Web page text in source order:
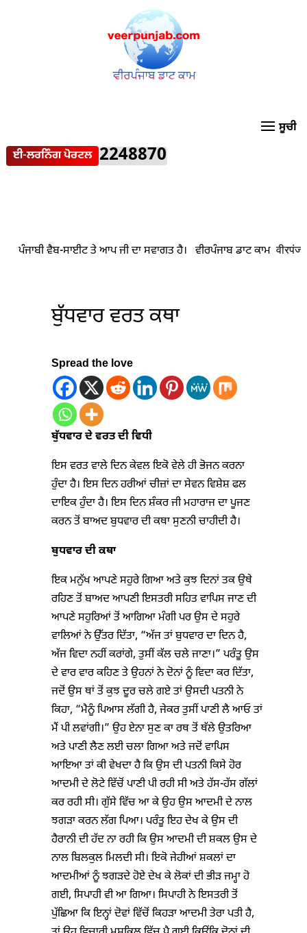
ਈ-ਲਰਨਿੰਗ ਪੋਰਟਲ 2248870
ਬੁੱਧਵਾਰ ਵਰਤ ਕਥਾ
Spread the love
ਬੁੱਧਵਾਰ ਦੇ ਵਰਤ ਦੀ ਵਿਧੀ
ਇਸ ਵਰਤ ਵਾਲੇ ਦਿਨ ਕੇਵਲ ਇਕੋ ਵੇਲੇ ਹੀ ਭੋਜਨ ਕਰਨਾ
ਹੁੰਦਾ ਹੈ। ਇਸ ਦਿਨ ਹਰੀਆਂ ਚੀਜ਼ਾਂ ਦਾ ਸੇਵਨ ਵਿਸ਼ੇਸ਼ ਫਲ
ਦਾਇਕ ਹੁੰਦਾ ਹੈ। ਇਸ ਦਿਨ ਸ਼ੰਕਰ ਜੀ ਮਹਾਰਾਜ ਦਾ ਪੂਜਣ
ਕਰਨ ਤੋਂ ਬਾਅਦ ਬੁਧਵਾਰ ਦੀ ਕਥਾ ਸੁਣਨੀ ਚਾਹੀਦੀ ਹੈ।
ਬੁਧਵਾਰ ਦੀ ਕਥਾ
ਇਕ ਮਨੁੱਖ ਆਪਣੇ ਸਹੁਰੇ ਗਿਆ ਅਤੇ ਕੁਝ ਦਿਨਾਂ ਤਕ ਉਥੇ
ਰਹਿਣ ਤੋਂ ਬਾਅਦ ਆਪਣੀ ਇਸਤਰੀ ਸਹਿਤ ਵਾਪਿਸ ਜਾਣ ਦੀ
ਆਪਣੇ ਸਹੁਰਿਆਂ ਤੋਂ ਆਗਿਆ ਮੰਗੀ ਪਰ ਉਸ ਦੇ ਸਹੁਰੇ
ਵਾਲਿਆਂ ਨੇ ਉੱਤਰ ਦਿੱਤਾ, “ਅੱਜ ਤਾਂ ਬੁਧਵਾਰ ਦਾ ਦਿਨ ਹੈ,
ਅੱਜ ਵਿਦਾ ਨਹੀਂ ਕਰਾਂਗੇ, ਤੁਸੀਂ ਕੱਲ ਚਲੇ ਜਾਣਾ।” ਪਰੰਤੂ ਉਸ
ਦੇ ਵਾਰ ਵਾਰ ਕਹਿਣ ਤੇ ਉਹਨਾਂ ਨੇ ਦੋਨਾਂ ਨੂੰ ਵਿਦਾ ਕਰ ਦਿੱਤਾ,
ਜਦੋਂ ਉਸ ਥਾਂ ਤੋਂ ਕੁਝ ਦੂਰ ਚਲੇ ਗਏ ਤਾਂ ਉਸਦੀ ਪਤਨੀ ਨੇ
ਕਿਹਾ, “ਮੈਨੂੰ ਪਿਆਸ ਲੱਗੀ ਹੈ, ਜੇਕਰ ਤੁਸੀਂ ਪਾਣੀ ਲੈ ਆਓ ਤਾਂ
ਮੈਂ ਪੀ ਲਵਾਂਗੀ।” ਉਹ ਏਨਾ ਸੁਣ ਕਾ ਰਥ ਤੋਂ ਥੱਲੇ ਉਤਰਿਆ
ਅਤੇ ਪਾਣੀ ਲੈਣ ਲਈ ਚਲਾ ਗਿਆ ਅਤੇ ਜਦੋਂ ਵਾਪਿਸ
ਆਇਆ ਤਾਂ ਕੀ ਵੇਖਦਾ ਹੈ ਕਿ ਉਸ ਦੀ ਪਤਨੀ ਕਿਸੇ ਹੋਰ
ਆਦਮੀ ਦੇ ਲੋਟੇ ਵਿੱਚੋਂ ਪਾਣੀ ਪੀ ਰਹੀ ਸੀ ਅਤੇ ਹੱਸ-ਹੱਸ ਗੱਲਾਂ
ਕਰ ਰਹੀ ਸੀ। ਗੁੱਸੇ ਵਿੱਚ ਆ ਕੇ ਉਹ ਉਸ ਆਦਮੀ ਦੇ ਨਾਲ
ਝਗੜਾ ਕਰਨ ਲੱਗ ਪਿਆ। ਪਰੰਤੂ ਇਹ ਦੇਖ ਕੇ ਉਸ ਦੀ
ਹੈਰਾਨੀ ਦੀ ਹੱਦ ਨਾ ਰਹੀ ਕਿ ਉਸ ਆਦਮੀ ਦੀ ਸ਼ਕਲ ਉਸ ਦੇ
ਨਾਲ ਬਿਲਕੁਲ ਮਿਲਦੀ ਸੀ। ਇਕੋ ਜੇਹੀਆਂ ਸ਼ਕਲਾਂ ਦਾ
ਆਦਮੀਆਂ ਨੂੰ ਝਗੜਦੇ ਹੋਏ ਦੇਖ ਕੇ ਲੋਕਾਂ ਦੀ ਭੀੜ ਜਮ੍ਹਾ ਹੋ
ਗਈ, ਸਿਪਾਹੀ ਵੀ ਆ ਗਿਆ। ਸਿਪਾਹੀ ਨੇ ਇਸਤਰੀ ਤੋਂ
ਪੁੱਛਿਆ ਕਿ ਇਨ੍ਹਾਂ ਦੋਵਾਂ ਵਿੱਚੋਂ ਕਿਹੜਾ ਆਦਮੀ ਤੇਰਾ ਪਤੀ ਹੈ,